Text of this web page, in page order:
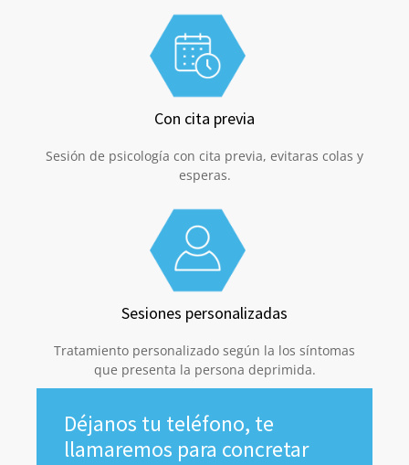
Con cita previa
Sesión de psicología con cita previa, evitaras colas y
esperas.
Sesiones personalizadas
Tratamiento personalizado según la los síntomas
que presenta la persona deprimida.
Déjanos tu teléfono, te
llamaremos para concretar